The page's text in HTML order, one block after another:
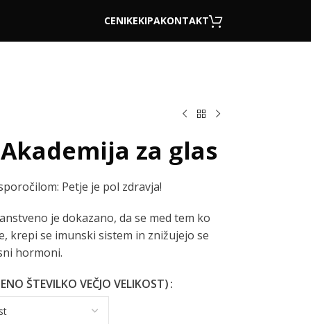
CENIKEKIPAKONTAKT
za glas
Petje je pol zdravja!
je dokazano, da se med tem ko
krepi se imunski sistem in znižujejo se
hormoni.
ŠTEVILKO VEČJO VELIKOST)